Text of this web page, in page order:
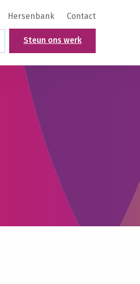
Hersenbank Contact
Steun ons werk